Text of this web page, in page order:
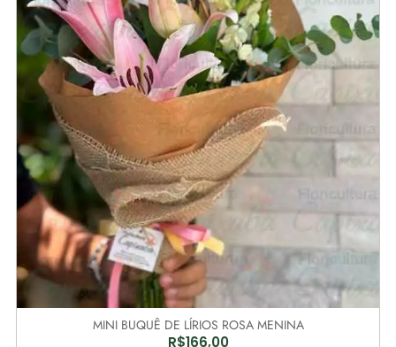
MINI BUQUÊ DE LÍRIOS ROSA MENINA
R$166,00